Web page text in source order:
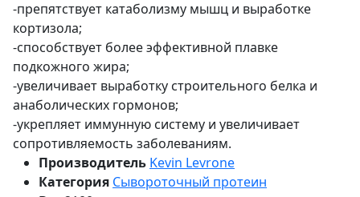
-препятствует катаболизму мышц и выработке
кортизола;
-способствует более эффективной плавке
подкожного жира;
-увеличивает выработку строительного белка и
анаболических гормонов;
-укрепляет иммунную систему и увеличивает
сопротивляемость заболеваниям.
Производитель Kevin Levrone
Категория Сывороточный протеин